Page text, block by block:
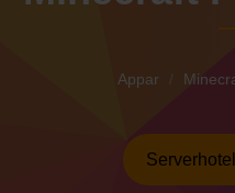
Appar